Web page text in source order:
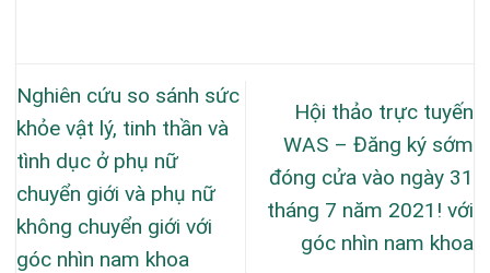
Nghiên cứu so sánh sức
khỏe vật lý, tinh thần và
tình dục ở phụ nữ
chuyển giới và phụ nữ
không chuyển giới với
góc nhìn nam khoa
Hội thảo trực tuyến
WAS – Đăng ký sớm
đóng cửa vào ngày 31
tháng 7 năm 2021! với
góc nhìn nam khoa